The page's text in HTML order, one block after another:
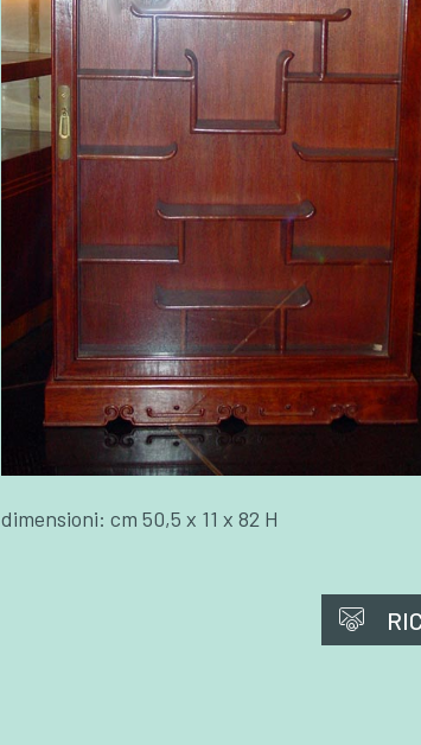
dimensioni: cm 50,5 x 11 x 82 H